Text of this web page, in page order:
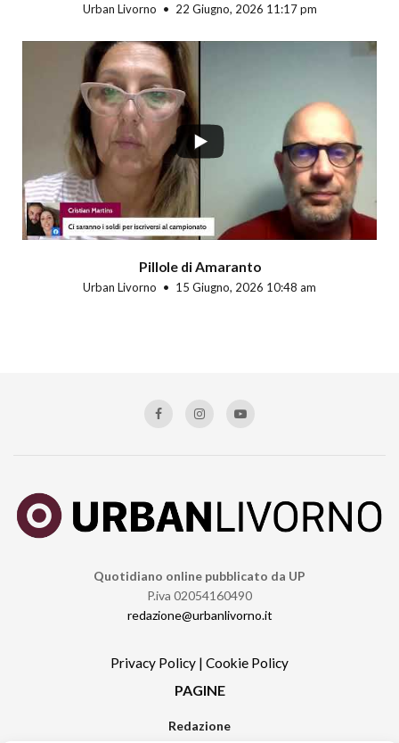
Urban Livorno 22 Giugno, 2026 11:17 pm
Pillole di Amaranto
Urban Livorno 15 Giugno, 2026 10:48 am
Quotidiano online pubblicato da UP
P.iva 02054160490
redazione@urbanlivorno.it
Privacy Policy | Cookie Policy
PAGINE
Redazione